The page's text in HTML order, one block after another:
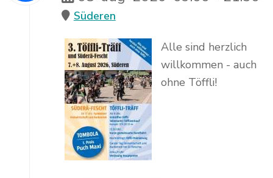
Süderen
Alle sind herzlich
willkommen - auch
ohne Töffli!